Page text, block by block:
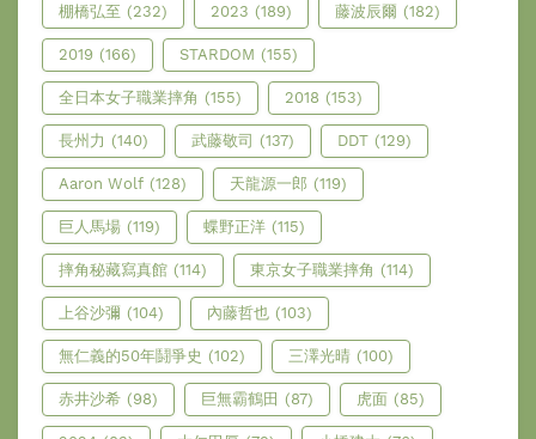
棚橋弘至 (232) 2023 (189) 藤波辰爾 (182)
2019 (166) STARDOM (155)
全日本女子職業摔角 (155) 2018 (153)
長州力 (140) 武藤敬司 (137) DDT (129)
Aaron Wolf (128) 天龍源一郎 (119)
巨人馬場 (119) 蝶野正洋 (115)
摔角秘藏寫真館 (114) 東京女子職業摔角 (114)
上谷沙彌 (104) 內藤哲也 (103)
無仁義的50年鬪爭史 (102) 三澤光晴 (100)
赤井沙希 (98) 巨無霸鶴田 (87) 虎面 (85)